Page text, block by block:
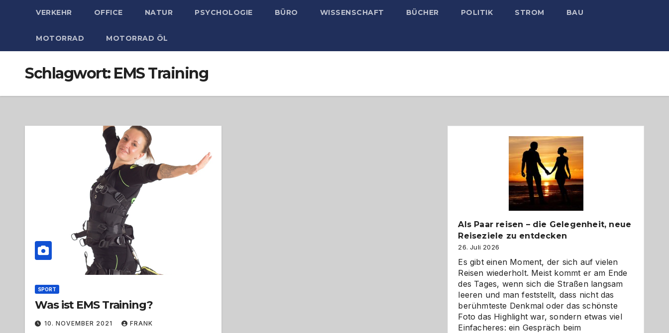
VERKEHR OFFICE NATUR PSYCHOLOGIE BÜRO WISSENSCHAFT BÜCHER POLITIK STROM BAU
MOTORRAD MOTORRAD ÖL
Schlagwort: EMS Training
SPORT
Was ist EMS Training?
10. NOVEMBER 2021 FRANK
Als Paar reisen – die Gelegenheit, neue
Reiseziele zu entdecken
26. Juli 2026
Es gibt einen Moment, der sich auf vielen
Reisen wiederholt. Meist kommt er am Ende
des Tages, wenn sich die Straßen langsam
leeren und man feststellt, dass nicht das
berühmteste Denkmal oder das schönste
Foto das Highlight war, sondern etwas viel
Einfacheres: ein Gespräch beim